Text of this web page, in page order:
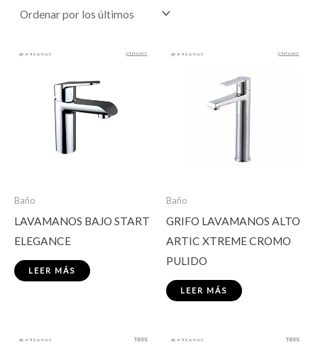
Baño
LAVAMANOS BAJO START
ELEGANCE
LEER MÁS
Baño
GRIFO LAVAMANOS ALTO
ARTIC XTREME CROMO
PULIDO
LEER MÁS